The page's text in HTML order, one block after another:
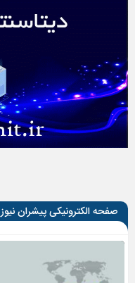
صفحه الکترونیکی پیشران نیوز